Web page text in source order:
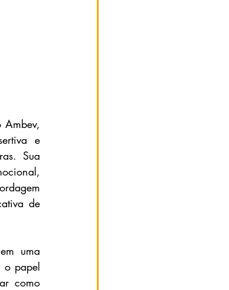
Ambev,
e
Sua
de
uma
o papel
como